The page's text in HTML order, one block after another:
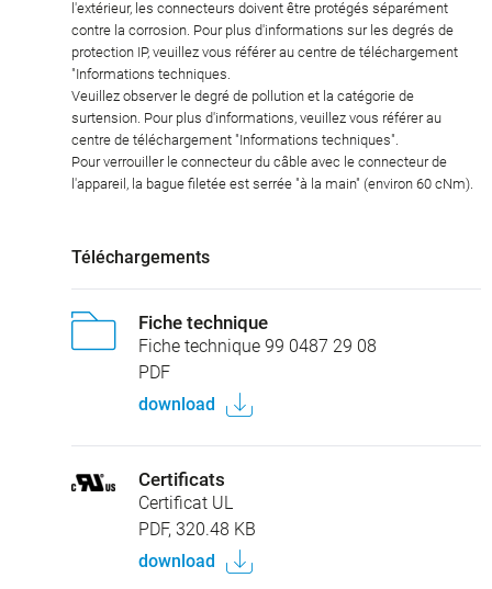
l'extérieur, les connecteurs doivent être protégés séparément
contre la corrosion. Pour plus d'informations sur les degrés de
protection IP, veuillez vous référer au centre de téléchargement
"Informations techniques.
Veuillez observer le degré de pollution et la catégorie de
surtension. Pour plus d'informations, veuillez vous référer au
centre de téléchargement "Informations techniques".
Pour verrouiller le connecteur du câble avec le connecteur de
l'appareil, la bague filetée est serrée "à la main" (environ 60 cNm).
Téléchargements
Fiche technique
Fiche technique 99 0487 29 08
PDF
download
Certificats
Certificat UL
PDF, 320.48 KB
download